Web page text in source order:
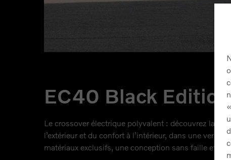
EC40 Black Edition
Le crossover électrique polyvalent : découvrez la
l’extérieur et du confort à l’intérieur, dans une
matériaux exclusifs, une conception sans faille et